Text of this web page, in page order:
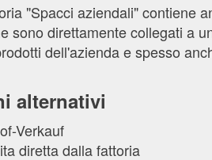
"Spacci aziendali" contiene
sono direttamente collegati a
dell'azienda e spesso
alternativi
Verkauf
diretta dalla fattoria